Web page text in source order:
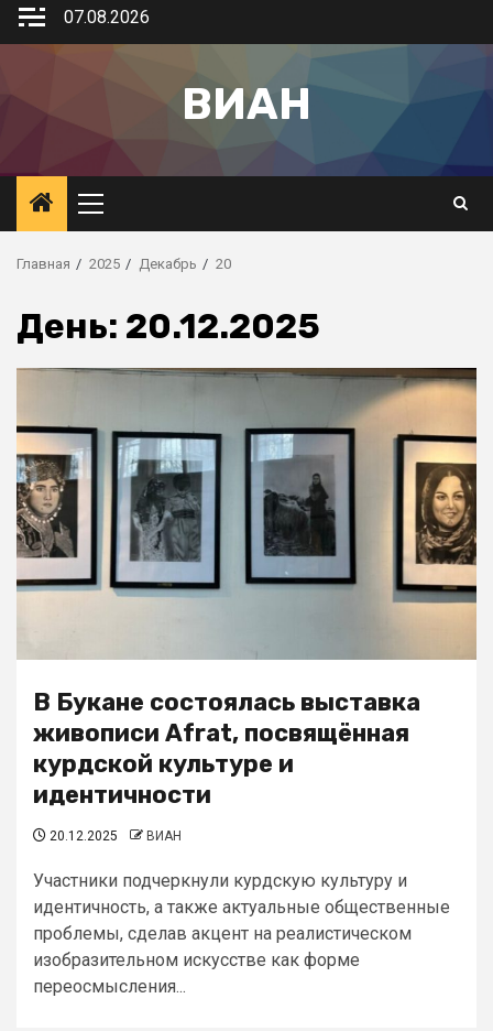
07.08.2026
ВИАН
Главная 2025 Декабрь 20
День: 20.12.2025
В Букане состоялась выставка
живописи Afrat, посвящённая
курдской культуре и
идентичности
20.12.2025 ВИАН
Участники подчеркнули курдскую культуру и
идентичность, а также актуальные общественные
проблемы, сделав акцент на реалистическом
изобразительном искусстве как форме
переосмысления...